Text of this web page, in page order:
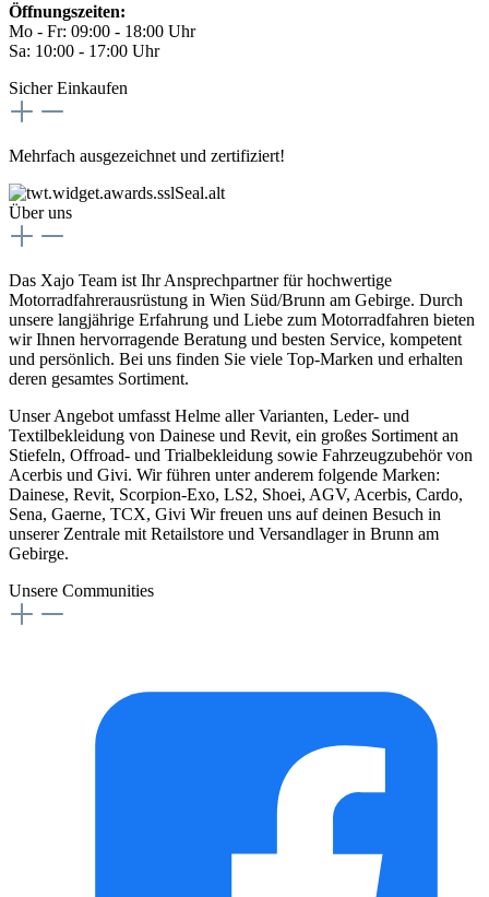
Öffnungszeiten:
Mo - Fr: 09:00 - 18:00 Uhr
Sa: 10:00 - 17:00 Uhr
Sicher Einkaufen
Mehrfach ausgezeichnet und zertifiziert!
Über uns
Das Xajo Team ist Ihr Ansprechpartner für hochwertige
Motorradfahrerausrüstung in Wien Süd/Brunn am Gebirge. Durch
unsere langjährige Erfahrung und Liebe zum Motorradfahren bieten
wir Ihnen hervorragende Beratung und besten Service, kompetent
und persönlich. Bei uns finden Sie viele Top-Marken und erhalten
deren gesamtes Sortiment.
Unser Angebot umfasst Helme aller Varianten, Leder- und
Textilbekleidung von Dainese und Revit, ein großes Sortiment an
Stiefeln, Offroad- und Trialbekleidung sowie Fahrzeugzubehör von
Acerbis und Givi. Wir führen unter anderem folgende Marken:
Dainese, Revit, Scorpion-Exo, LS2, Shoei, AGV, Acerbis, Cardo,
Sena, Gaerne, TCX, Givi Wir freuen uns auf deinen Besuch in
unserer Zentrale mit Retailstore und Versandlager in Brunn am
Gebirge.
Unsere Communities